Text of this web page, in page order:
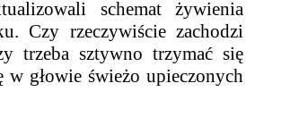
schemat żywienia
Czy rzeczywiście zachodzi
trzeba sztywno trzymać się
głowie świeżo upieczonych